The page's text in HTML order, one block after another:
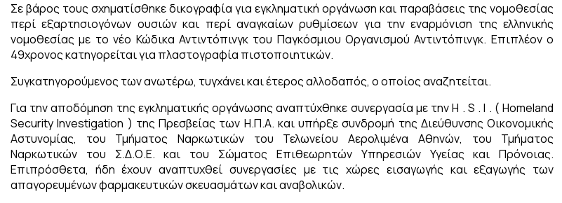
Σε βάρος τους σχηματίσθηκε δικογραφία για εγκληματική οργάνωση και παραβάσεις της νομοθεσίας
περί εξαρτησιογόνων ουσιών και περί αναγκαίων ρυθμίσεων για την εναρμόνιση της ελληνικής
νομοθεσίας με το νέο Κώδικα Αντιντόπινγκ του Παγκόσμιου Οργανισμού Αντιντόπινγκ. Επιπλέον ο
49χρονος κατηγορείται για πλαστογραφία πιστοποιητικών.
Συγκατηγορούμενος των ανωτέρω, τυγχάνει και έτερος αλλοδαπός, ο οποίος αναζητείται.
Για την αποδόμηση της εγκληματικής οργάνωσης αναπτύχθηκε συνεργασία με την H . S . I . ( Homeland
Security Investigation ) της Πρεσβείας των Η.Π.Α. και υπήρξε συνδρομή της Διεύθυνσης Οικονομικής
Αστυνομίας, του Τμήματος Ναρκωτικών του Τελωνείου Αερολιμένα Αθηνών, του Τμήματος
Ναρκωτικών του Σ.Δ.Ο.Ε. και του Σώματος Επιθεωρητών Υπηρεσιών Υγείας και Πρόνοιας.
Επιπρόσθετα, ήδη έχουν αναπτυχθεί συνεργασίες με τις χώρες εισαγωγής και εξαγωγής των
απαγορευμένων φαρμακευτικών σκευασμάτων και αναβολικών.